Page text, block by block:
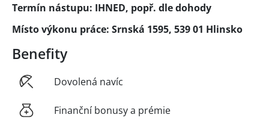
Termín nástupu: IHNED, popř. dle dohody
Místo výkonu práce: Srnská 1595, 539 01 Hlinsko
Benefity
Dovolená navíc
Finanční bonusy a prémie